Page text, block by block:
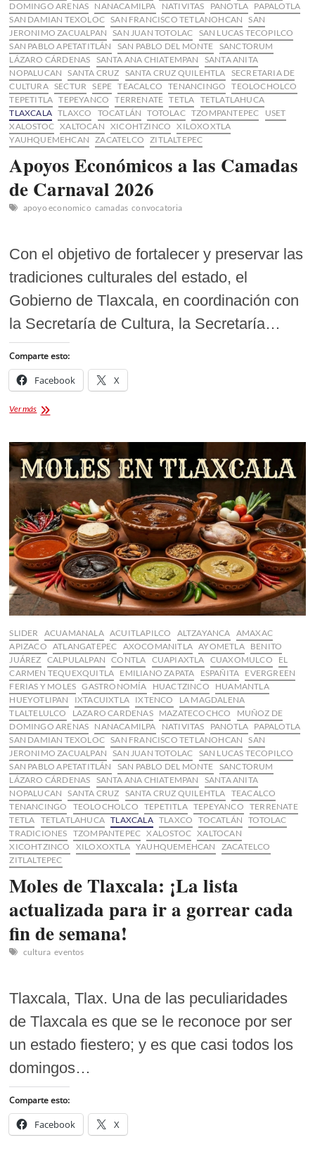
DOMINGO ARENAS NANACAMILPA NATIVITAS PANOTLA PAPALOTLA
SAN DAMIAN TEXOLOC SAN FRANCISCO TETLANOHCAN
SAN
JERONIMO ZACUALPAN
SAN JUAN TOTOLAC SAN LUCAS TECOPILCO
SAN PABLO APETATITLÁN
SAN PABLO DEL MONTE SANCTORUM
LÁZARO CÁRDENAS SANTA ANA CHIATEMPAN
SANTA ANITA
NOPALUCAN
SANTA CRUZ SANTA CRUZ QUILEHTLA SECRETARIA DE
CULTURA SECTUR SEPE TEACALCO TENANCINGO
TEOLOCHOLCO
TEPETITLA TEPEYANCO TERRENATE TETLA TETLATLAHUCA
TLAXCALA TLAXCO TOCATLÁN TOTOLAC TZOMPANTEPEC
USET
XALOSTOC XALTOCAN XICOHTZINCO
XILOXOXTLA
YAUHQUEMEHCAN
ZACATELCO ZITLALTEPEC
Apoyos Económicos a las Camadas
de Carnaval 2026
apoyo economico camadas convocatoria
Con el objetivo de fortalecer y preservar las
tradiciones culturales del estado, el
Gobierno de Tlaxcala, en coordinación con
la Secretaría de Cultura, la Secretaría…
Comparte esto:
Facebook X
Ver másApoyos
Camadas
de
Carnaval
2026
SLIDER ACUAMANALA ACUITLAPILCO ALTZAYANCA AMAXAC
APIZACO
ATLANGATEPEC AXOCOMANITLA AYOMETLA
BENITO
JUÁREZ CALPULALPAN CONTLA CUAPIAXTLA CUAXOMULCO
EL
CARMEN TEQUEXQUITLA EMILIANO ZAPATA ESPAÑITA EVERGREEN
FERIAS Y MOLES GASTRONOMÍA HUACTZINCO
HUAMANTLA
HUEYOTLIPAN
IXTACUIXTLA IXTENCO
LA MAGDALENA
TLALTELULCO
LAZARO CARDENAS MAZATECOCHCO
MUÑOZ DE
DOMINGO ARENAS NANACAMILPA NATIVITAS PANOTLA PAPALOTLA
SAN DAMIAN TEXOLOC SAN FRANCISCO TETLANOHCAN
SAN
JERONIMO ZACUALPAN
SAN JUAN TOTOLAC SAN LUCAS TECOPILCO
SAN PABLO APETATITLÁN
SAN PABLO DEL MONTE SANCTORUM
LÁZARO CÁRDENAS SANTA ANA CHIATEMPAN
SANTA ANITA
NOPALUCAN
SANTA CRUZ SANTA CRUZ QUILEHTLA TEACALCO
TENANCINGO
TEOLOCHOLCO TEPETITLA TEPEYANCO
TERRENATE
TETLA TETLATLAHUCA TLAXCALA TLAXCO TOCATLÁN
TOTOLAC
TRADICIONES TZOMPANTEPEC XALOSTOC XALTOCAN
XICOHTZINCO
XILOXOXTLA YAUHQUEMEHCAN
ZACATELCO
ZITLALTEPEC
Moles de Tlaxcala: ¡La lista
actualizada para ir a gorrear cada
fin de semana!
cultura eventos
Tlaxcala, Tlax. Una de las peculiaridades
de Tlaxcala es que se le reconoce por ser
un estado fiestero; y es que casi todos los
domingos…
Comparte esto:
Facebook X